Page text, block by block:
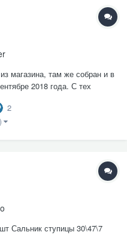
магазина, там же собран и в
2018 года. С тех
как часики. Первая
с зарядкой и с аккум...
2
Сальник ступицы 30\47\7